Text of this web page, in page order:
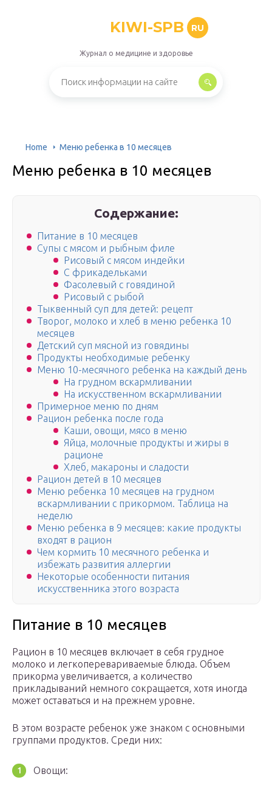
KIWI-SPB RU
Журнал о медицине и здоровье
Home Меню ребенка в 10 месяцев
Меню ребенка в 10 месяцев
Содержание:
Питание в 10 месяцев
Супы с мясом и рыбным филе
Рисовый с мясом индейки
С фрикадельками
Фасолевый с говядиной
Рисовый с рыбой
Тыквенный суп для детей: рецепт
Творог, молоко и хлеб в меню ребенка 10
месяцев
Детский суп мясной из говядины
Продукты необходимые ребенку
Меню 10-месячного ребенка на каждый день
На грудном вскармливании
На искусственном вскармливании
Примерное меню по дням
Рацион ребенка после года
Каши, овощи, мясо в меню
Яйца, молочные продукты и жиры в
рационе
Хлеб, макароны и сладости
Рацион детей в 10 месяцев
Меню ребенка 10 месяцев на грудном
вскармливании с прикормом. Таблица на
неделю
Меню ребенка в 9 месяцев: какие продукты
входят в рацион
Чем кормить 10 месячного ребенка и
избежать развития аллергии
Некоторые особенности питания
искусственника этого возраста
Питание в 10 месяцев
Рацион в 10 месяцев включает в себя грудное
молоко и легкоперевариваемые блюда. Объем
прикорма увеличивается, а количество
прикладываний немного сокращается, хотя иногда
может оставаться и на прежнем уровне.
В этом возрасте ребенок уже знаком с основными
группами продуктов. Среди них:
Овощи: